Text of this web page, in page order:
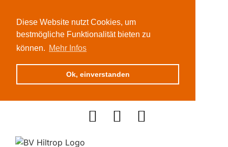
Diese Website nutzt Cookies, um
bestmögliche Funktionalität bieten zu
können. Mehr Infos
Ok, einverstanden